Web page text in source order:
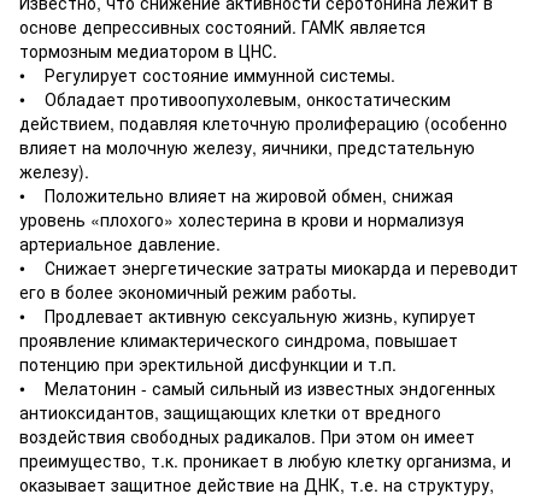
основе депрессивных состояний. ГАМК является
тормозным медиатором в ЦНС.
• Регулирует состояние иммунной системы.
• Обладает противоопухолевым, онкостатическим
действием, подавляя клеточную пролиферацию (особенно
влияет на молочную железу, яичники, предстательную
железу).
• Положительно влияет на жировой обмен, снижая
уровень «плохого» холестерина в крови и нормализуя
артериальное давление.
• Снижает энергетические затраты миокарда и переводит
его в более экономичный режим работы.
• Продлевает активную сексуальную жизнь, купирует
проявление климактерического синдрома, повышает
потенцию при эректильной дисфункции и т.п.
• Мелатонин - самый сильный из известных эндогенных
антиоксидантов, защищающих клетки от вредного
воздействия свободных радикалов. При этом он имеет
преимущество, т.к. проникает в любую клетку организма, и
оказывает защитное действие на ДНК, т.е. на структуру,